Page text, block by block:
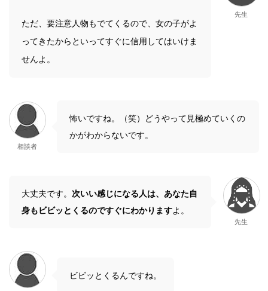
ただ、要注意人物もでてくるので、女の子がよ
ってきたからといってすぐに信用してはいけま
せんよ。
先生
相談者
怖いですね。（笑）どうやって見極めていくの
かがわからないです。
大丈夫です。 次いい感じになる人は、あなた自
身もビビッとくるのですぐにわかりますよ。
先生
ビビッとくるんですね。